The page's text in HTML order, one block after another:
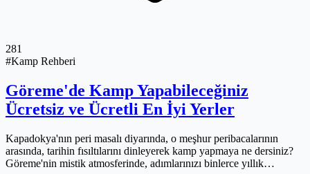
Kapadokya'nın peri masalı diyarında, o meşhur peribacalarının
Göreme'nin mistik atmosferinde, adımlarınızı binlerce yıllık
topraklarda atarken kendinizi bambaşka bir dünyada
hissedeceksiniz. İster konforlu bir tesiste konaklamak isteyin, ister
unutulmaz bir kamp deneyimi sunmaya hazır. Bu rehberde,
bütçenize ve tarzınıza en uygun kamp alanlarını keşfedecek,
Kapadokya'nın gizemli güzelliklerini en yakından soluyacaksınız.
#Göreme Kamp#Kapadokya Kamp#Ücretsiz Kamp Alanları
Zehra Sönmez 11.05.2026